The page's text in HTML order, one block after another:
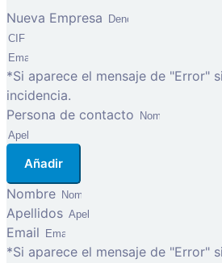
Nueva Empresa
*Si aparece el mensaje de "Error"
incidencia.
Persona de contacto
Añadir
Nombre
Apellidos
Email
*Si aparece el mensaje de "Error"